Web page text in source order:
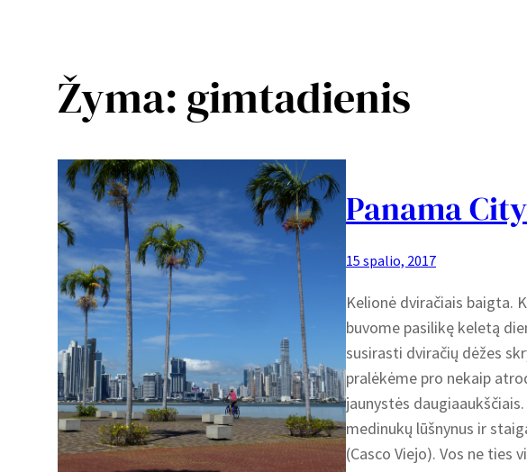
Žyma:gimtadienis
Panama City
15 spalio, 2017
Kelionė dviračiais baigta.
buvome pasilikę keletą
susirasti dviračių dėžes
pralėkėme pro nekaip
jaunystės
medinukų lūšnynus ir
(Casco Viejo). Vos ne ties